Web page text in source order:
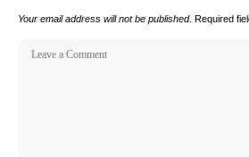
Your email address will not be published. Required